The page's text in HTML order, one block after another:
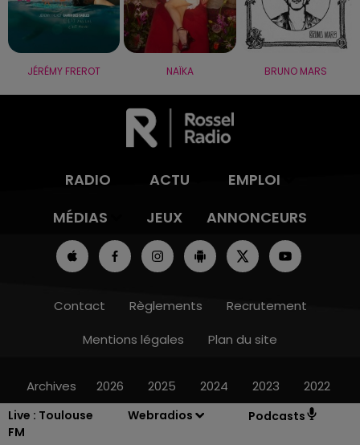
Live : Toulouse
FM
Webradios Podcasts
JÉRÉMY FREROT NAÏKA BRUNO MARS
RADIO ACTU
EMPLOI
MÉDIAS
JEUX ANNONCEURS
Contact Règlements
Recrutement
Mentions légales
Plan du site
Archives 2026 2025 2024 2023 2022